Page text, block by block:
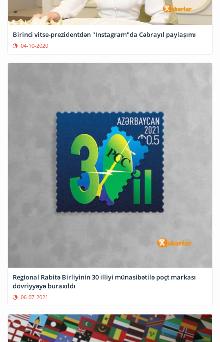
Birinci vitse-prezidentdən "Instagram"da Cəbrayıl paylaşımı
04-10-2020
Regional Rabitə Birliyinin 30 illiyi münasibətilə poçt markası
dövriyyəyə buraxıldı
06-07-2021